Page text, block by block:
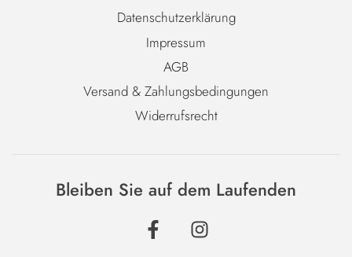
Datenschutzerklärung
Impressum
AGB
Versand & Zahlungsbedingungen
Widerrufsrecht
Bleiben Sie auf dem Laufenden